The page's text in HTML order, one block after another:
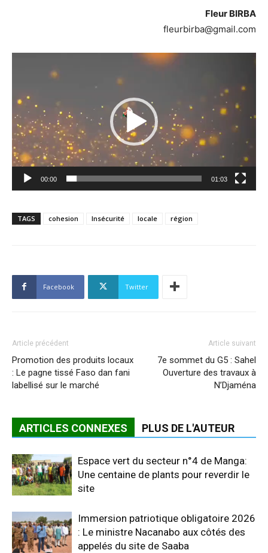
Fleur BIRBA
fleurbirba@gmail.com
Lecteur
00:00 01:03
TAGS cohesion Insécurité locale région
Facebook Twitter
Article précédent
Promotion des produits locaux
: Le pagne tissé Faso dan fani
labellisé sur le marché
Article suivant
7e sommet du G5 : Sahel
Ouverture des travaux à
N’Djaména
ARTICLES CONNEXES PLUS DE L'AUTEUR
Espace vert du secteur n°4 de Manga:
Une centaine de plants pour reverdir le
site
Immersion patriotique obligatoire 2026
: Le ministre Nacanabo aux côtés des
appelés du site de Saaba